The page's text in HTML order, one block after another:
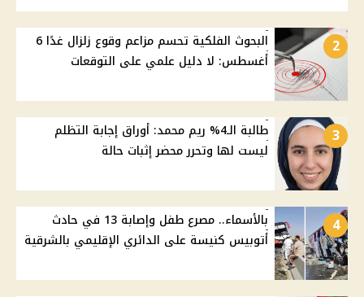
2
البحوث الفلكية تحسم مزاعم وقوع زلزال غدًا 6
أغسطس: لا دليل علمي على التوقعات
3
طالبة الـ4% ريم محمد: أوراق إجابة التظلم
ليست لها وتحرر محضر إثبات حالة
4
بالأسماء.. مصرع طفل وإصابة 13 في حادث
أتوبيس كنيسة على الدائري الإقليمي بالشرقية